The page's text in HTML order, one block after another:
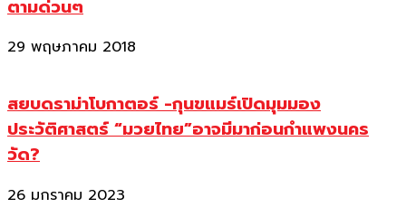
ตามด่วนๆ
29 พฤษภาคม 2018
สยบดราม่าโบกาตอร์ -กุนขแมร์เปิดมุมมอง
ประวัติศาสตร์ “มวยไทย”อาจมีมาก่อนกำแพงนคร
วัด?
26 มกราคม 2023